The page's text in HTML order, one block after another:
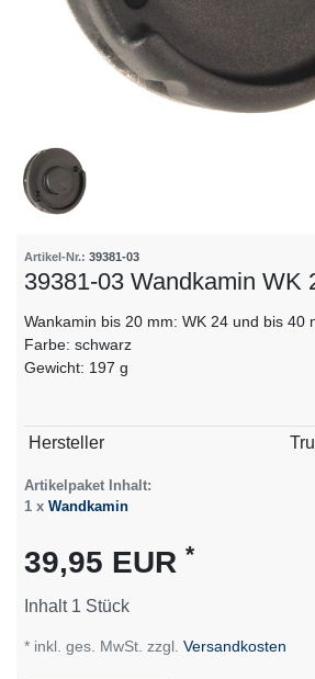
Artikel-Nr.: 39381-03
39381-03 Wandkamin WK
Wankamin bis 20 mm: WK 24 und bis 40
Farbe: schwarz
Gewicht: 197 g
Technisches
Wert
Hersteller
Artikelpaket Inhalt:
1 x Wandkamin
39,95 EUR *
Inhalt 1 Stück
* inkl. ges. MwSt. zzgl. Versandkosten